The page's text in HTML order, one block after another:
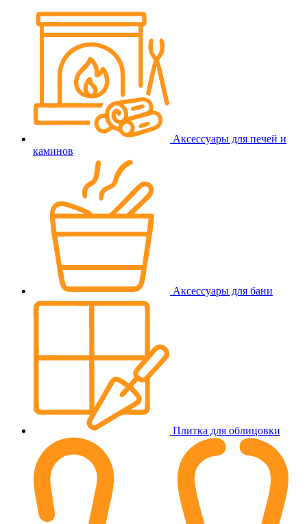
Аксессуары для печей и
каминов
Аксессуары для бани
Плитка для облицовки